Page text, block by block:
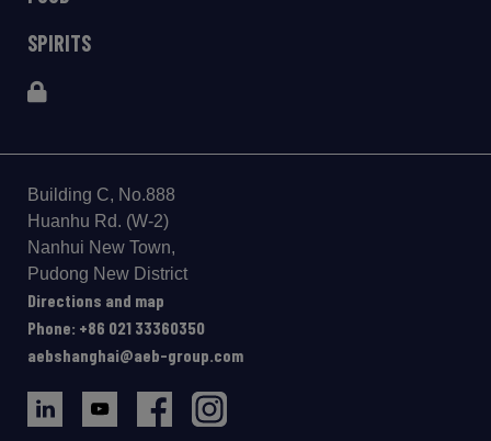
SPIRITS
Building C, No.888
Huanhu Rd. (W-2)
Nanhui New Town,
Pudong New District
Directions and map
Phone: +86 021 33360350
aebshanghai@aeb-group.com